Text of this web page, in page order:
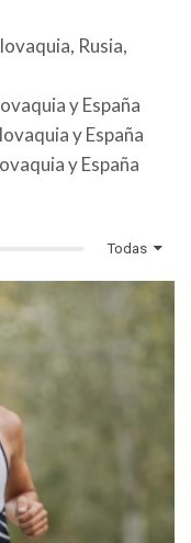
Rusia,
y España
y España
y España
Todas